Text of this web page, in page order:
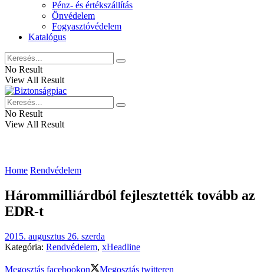
Pénz- és értékszállítás
Önvédelem
Fogyasztóvédelem
Katalógus
No Result
View All Result
No Result
View All Result
Home Rendvédelem
Hárommilliárdból fejlesztették tovább az
EDR-t
2015. augusztus 26. szerda
Kategória: Rendvédelem, xHeadline
Megosztás facebookon Megosztás twitteren